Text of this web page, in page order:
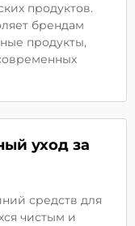
продуктов.
брендам
продукты,
уход за
средств для
чистым и